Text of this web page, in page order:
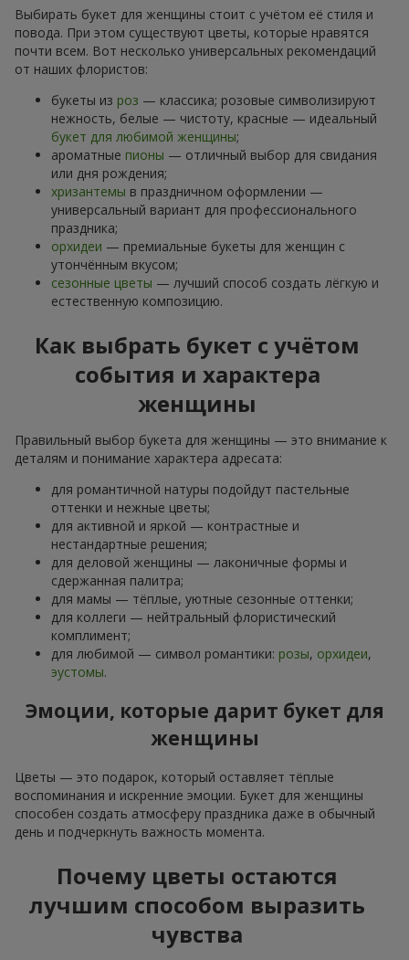
Выбирать букет для женщины стоит с учётом её стиля и
повода. При этом существуют цветы, которые нравятся
почти всем. Вот несколько универсальных рекомендаций
от наших флористов:
букеты из роз — классика; розовые символизируют
нежность, белые — чистоту, красные — идеальный
букет для любимой женщины;
ароматные пионы — отличный выбор для свидания
или дня рождения;
хризантемы в праздничном оформлении —
универсальный вариант для профессионального
праздника;
орхидеи — премиальные букеты для женщин с
утончённым вкусом;
сезонные цветы — лучший способ создать лёгкую и
естественную композицию.
Как выбрать букет с учётом
события и характера
женщины
Правильный выбор букета для женщины — это внимание к
деталям и понимание характера адресата:
для романтичной натуры подойдут пастельные
оттенки и нежные цветы;
для активной и яркой — контрастные и
нестандартные решения;
для деловой женщины — лаконичные формы и
сдержанная палитра;
для мамы — тёплые, уютные сезонные оттенки;
для коллеги — нейтральный флористический
комплимент;
для любимой — символ романтики: розы, орхидеи,
эустомы.
Эмоции, которые дарит букет для
женщины
Цветы — это подарок, который оставляет тёплые
воспоминания и искренние эмоции. Букет для женщины
способен создать атмосферу праздника даже в обычный
день и подчеркнуть важность момента.
Почему цветы остаются
лучшим способом выразить
чувства